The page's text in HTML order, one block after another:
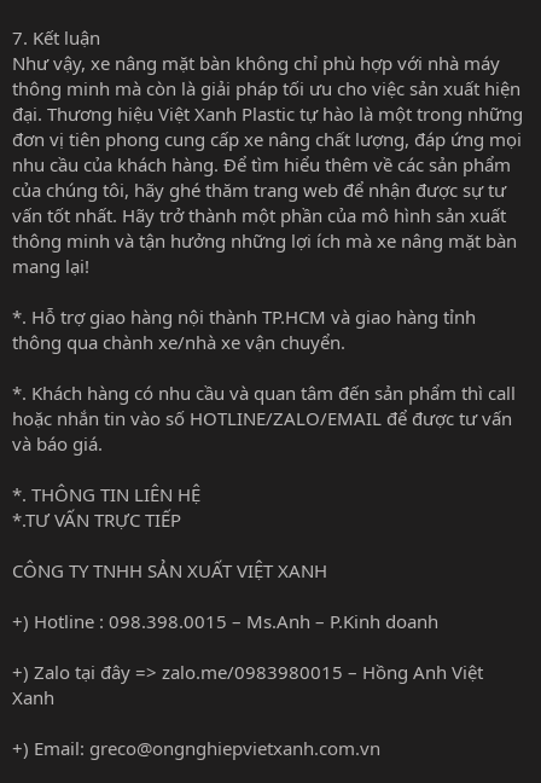
7. Kết luận
Như vậy, xe nâng mặt bàn không chỉ phù hợp với nhà máy
thông minh mà còn là giải pháp tối ưu cho việc sản xuất hiện
đại. Thương hiệu Việt Xanh Plastic tự hào là một trong những
đơn vị tiên phong cung cấp xe nâng chất lượng, đáp ứng mọi
nhu cầu của khách hàng. Để tìm hiểu thêm về các sản phẩm
của chúng tôi, hãy ghé thăm trang web để nhận được sự tư
vấn tốt nhất. Hãy trở thành một phần của mô hình sản xuất
thông minh và tận hưởng những lợi ích mà xe nâng mặt bàn
mang lại!
*. Hỗ trợ giao hàng nội thành TP.HCM và giao hàng tỉnh
thông qua chành xe/nhà xe vận chuyển.
*. Khách hàng có nhu cầu và quan tâm đến sản phẩm thì call
hoặc nhắn tin vào số HOTLINE/ZALO/EMAIL để được tư vấn
và báo giá.
*. THÔNG TIN LIÊN HỆ
*.TƯ VẤN TRỰC TIẾP
CÔNG TY TNHH SẢN XUẤT VIỆT XANH
+) Hotline : 098.398.0015 – Ms.Anh – P.Kinh doanh
+) Zalo tại đây => zalo.me/0983980015 – Hồng Anh Việt
Xanh
+) Email: greco@ongnghiepvietxanh.com.vn